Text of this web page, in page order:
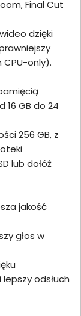
Final Cut
dzięki
only).
16 GB do 24
256 GB, z
lub dołóż
jakość
głos w
odsłuch